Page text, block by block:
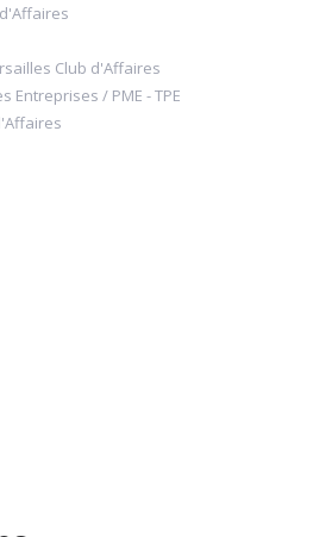
Club d'Affaires
Entreprises / PME - TPE